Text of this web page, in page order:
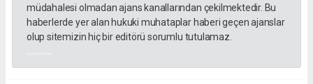
müdahalesi olmadan ajans kanallarından çekilmektedir. Bu
haberlerde yer alan hukuki muhataplar haberi geçen ajanslar
olup sitemizin hiç bir editörü sorumlu tutulamaz.